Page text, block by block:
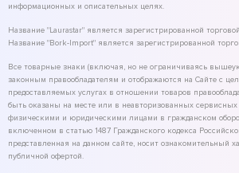
информационных и описательных целях.
Название "Laurastar" является зарегистрированной
Название "Bork-Import" является зарегистрированной
Все товарные знаки (включая, но не ограничиваясь
законным правообладателям и отображаются на Сайте с
предоставляемых услугах в отношении товаров
быть оказаны на месте или в неавторизованных
физическими и юридическими лицами в гражданском
включенном в статью 1487 Гражданского кодекса
представленная на данном сайте, носит ознакомительный
публичной офертой.